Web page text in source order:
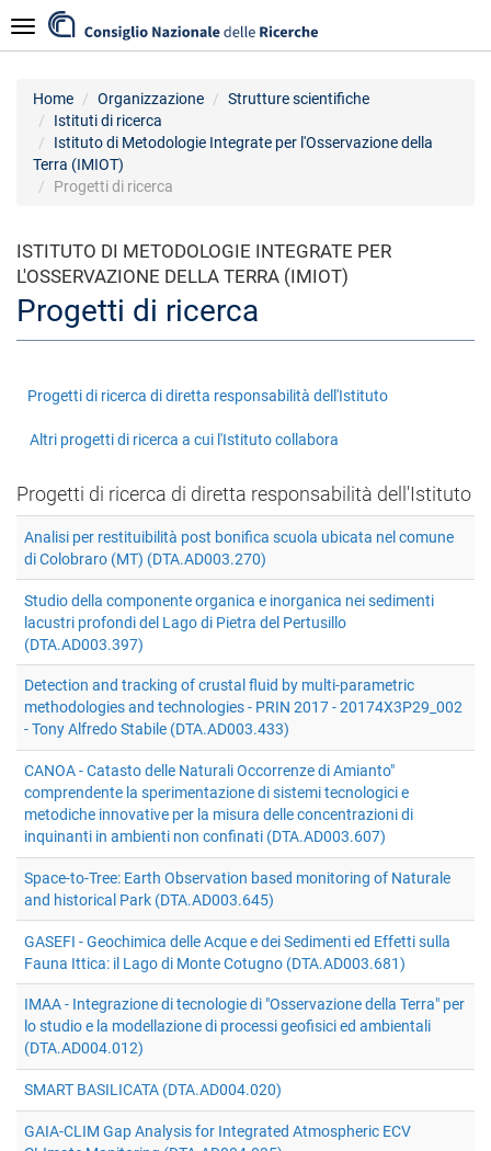
al
contenuto
Navigazione
Home Organizzazione
Strutture scientifiche
Istituti di ricerca
Istituto di Metodologie Integrate per l'Osservazione della
Terra (IMIOT)
Progetti di ricerca
ISTITUTO DI METODOLOGIE INTEGRATE PER
L'OSSERVAZIONE DELLA TERRA (IMIOT)
Progetti di ricerca
Progetti di ricerca di diretta responsabilità dell'Istituto
Altri progetti di ricerca a cui l'Istituto collabora
Progetti di ricerca di diretta responsabilità dell'Istituto
Analisi per restituibilità post bonifica scuola ubicata nel comune
di Colobraro (MT) (DTA.AD003.270)
Studio della componente organica e inorganica nei sedimenti
lacustri profondi del Lago di Pietra del Pertusillo
(DTA.AD003.397)
Detection and tracking of crustal fluid by multi-parametric
methodologies and technologies - PRIN 2017 - 20174X3P29_002
- Tony Alfredo Stabile (DTA.AD003.433)
CANOA - Catasto delle Naturali Occorrenze di Amianto"
comprendente la sperimentazione di sistemi tecnologici e
metodiche innovative per la misura delle concentrazioni di
inquinanti in ambienti non confinati (DTA.AD003.607)
Space-to-Tree: Earth Observation based monitoring of Naturale
and historical Park (DTA.AD003.645)
GASEFI - Geochimica delle Acque e dei Sedimenti ed Effetti sulla
Fauna Ittica: il Lago di Monte Cotugno (DTA.AD003.681)
IMAA - Integrazione di tecnologie di "Osservazione della Terra" per
lo studio e la modellazione di processi geofisici ed ambientali
(DTA.AD004.012)
SMART BASILICATA (DTA.AD004.020)
GAIA-CLIM Gap Analysis for Integrated Atmospheric ECV